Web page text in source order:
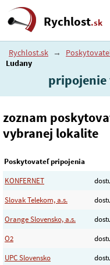
Rychlost.sk
Rychlost.sk →
Ludany
pripojenie
zoznam
vybranej lokalite
Poskytovateľ pripojenia
KONFERNET
Slovak Telekom, a.s.
Orange Slovensko, a.s.
O2
UPC Slovensko